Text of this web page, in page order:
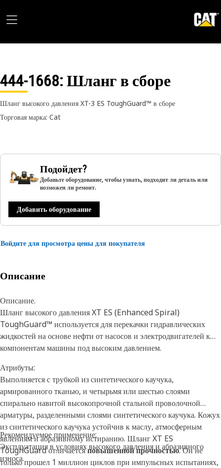
444-1668: Шланг в сборе
Шланг высокого давления XT-3 ES ToughGuard™ в сборе
Торговая марка: Cat
Подойдет?
Добавьте оборудование, чтобы узнать, подходит ли деталь или
возможен ли ремонт.
Добавить оборудование
Войдите для просмотра цены для покупателя
Описание
Описание.
Шланг высокого давления XT ES (Enhanced Spiral)
ToughGuard™ используется для перекачки гидравлических
жидкостей на основе нефти от насосов и электродвигателей к
компонентам машины под высоким давлением.
Атрибуты:
Выполняется с трубкой из синтетического каучука,
армированного тканью, и четырьмя или шестью слоями
спирально навитой высокопрочной стальной проволочной
арматуры, разделенными слоями синтетического каучука. Кожух
из синтетического каучука устойчив к маслу, атмосферным
явлениям и абразивному истиранию. Шланг XT ES
ToughGuard отличаетсяповышенной прочностью. Он не
только прошел 1 миллион циклов при импульсных испытаниях,
Рекомендуемое применение:
Эксплуатация в условиях высокого давления и абразивного
износа.